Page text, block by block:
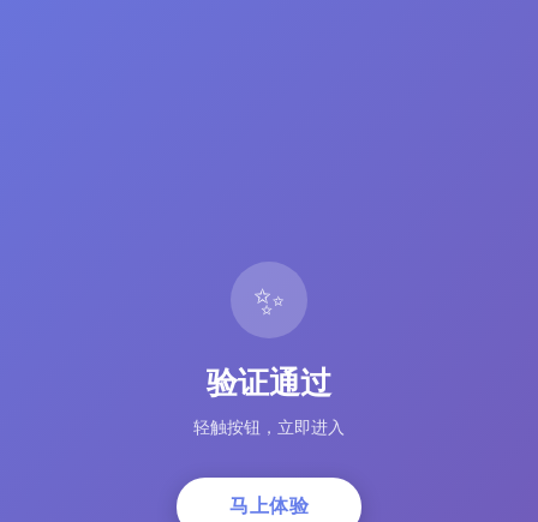
✨
验证通过
轻触按钮，立即进入
马上体验